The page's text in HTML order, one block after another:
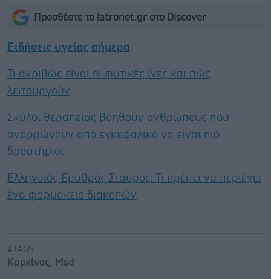
Προσθέστε το iatronet.gr στο Discover
Ειδήσεις υγείας σήμερα
Τι ακριβώς είναι οι φυτικές ίνες και πώς
λειτουργούν
Σκύλοι θεραπείας βοηθούν ανθρώπους που
αναρρώνουν από εγκεφαλικό να είναι πιο
δραστήριοι
Ελληνικός Ερυθρός Σταυρός: Τι πρέπει να περιέχει
ένα φαρμακείο διακοπών
#TAGS
Καρκίνος, Msd